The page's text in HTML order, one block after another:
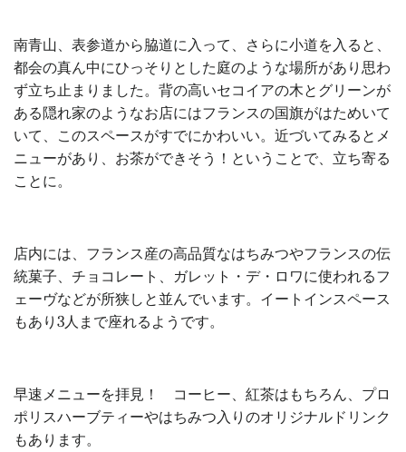
南青山、表参道から脇道に入って、さらに小道を入ると、
都会の真ん中にひっそりとした庭のような場所があり思わ
ず立ち止まりました。背の高いセコイアの木とグリーンが
ある隠れ家のようなお店にはフランスの国旗がはためいて
いて、このスペースがすでにかわいい。近づいてみるとメ
ニューがあり、お茶ができそう！ということで、立ち寄る
ことに。
店内には、フランス産の高品質なはちみつやフランスの伝
統菓子、チョコレート、ガレット・デ・ロワに使われるフ
ェーヴなどが所狭しと並んでいます。イートインスペース
もあり3人まで座れるようです。
早速メニューを拝見！ コーヒー、紅茶はもちろん、プロ
ポリスハーブティーやはちみつ入りのオリジナルドリンク
もあります。